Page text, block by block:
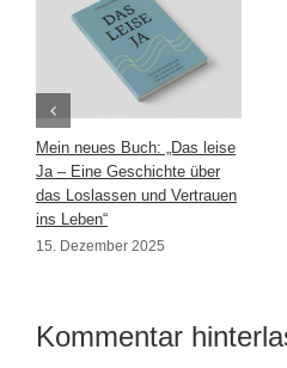
Mein neues Buch: „Das leise
Ja – Eine Geschichte über
das Loslassen und Vertrauen
ins Leben“
15. Dezember 2025
Kommentar